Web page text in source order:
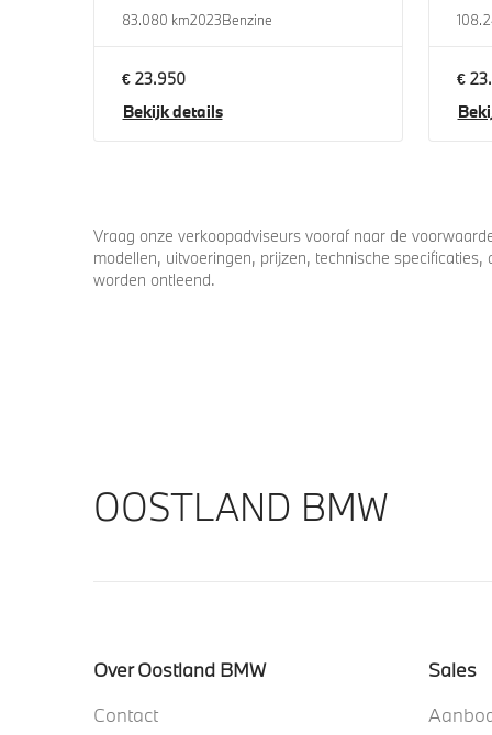
83.080 km2023Benzine
€ 23.950
Bekijk details
€
Vraag onze verkoopadviseurs vooraf naar de
modellen, uitvoeringen, prijzen, technische
worden ontleend.
OOSTLAND BMW
Over Oostland BMW
Contact
Sales